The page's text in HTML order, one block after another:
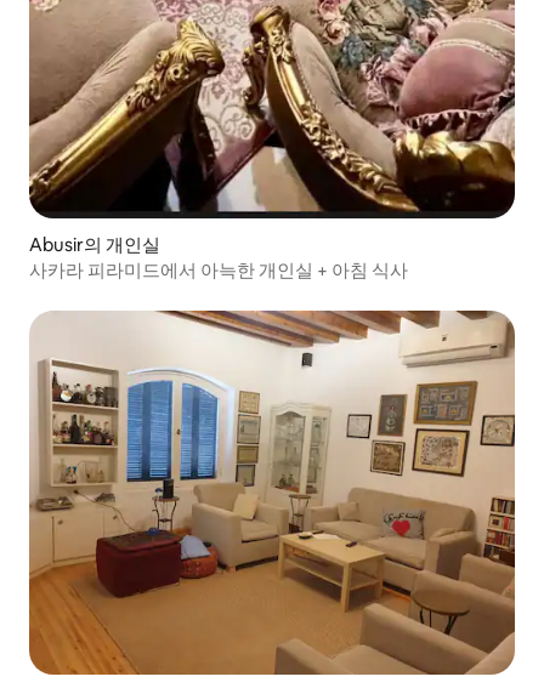
Abusir의 개인실
사카라 피라미드에서 아늑한 개인실 + 아침 식사